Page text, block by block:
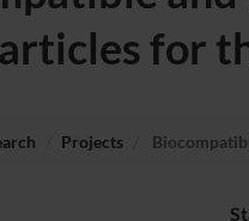
for
Projects